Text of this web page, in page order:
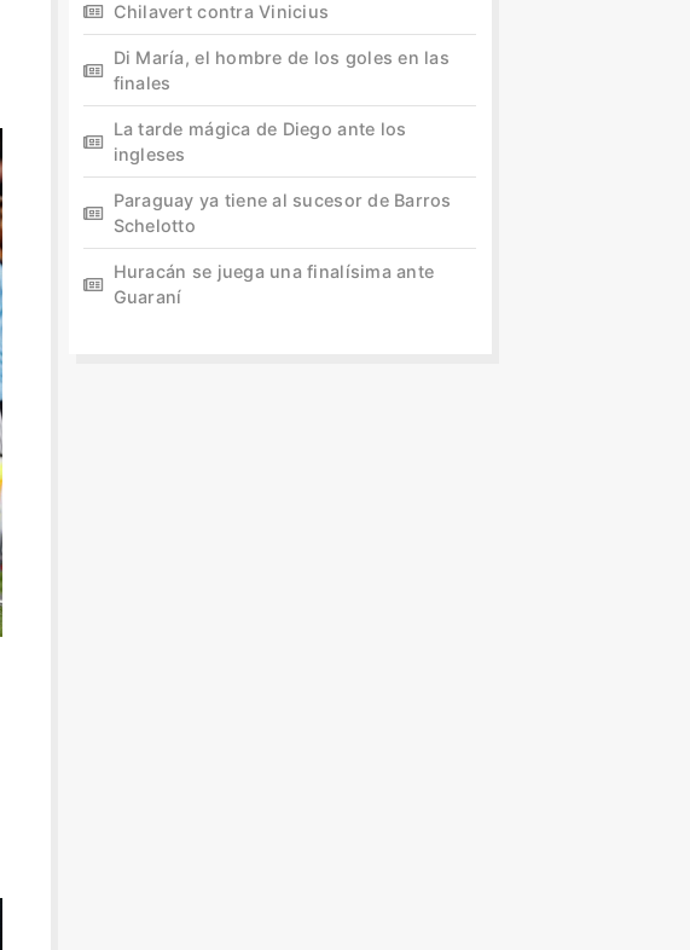
Chilavert contra Vinicius
Di María, el hombre de los goles en las
finales
La tarde mágica de Diego ante los
ingleses
Paraguay ya tiene al sucesor de Barros
Schelotto
Huracán se juega una finalísima ante
Guaraní